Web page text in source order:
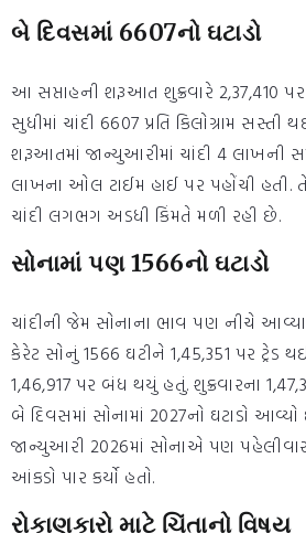
બે દિવસમાં 6607નો ઘટાડો
આ સપ્તાહની શરૂઆત શુક્રવારે 2,37,410
સુધીમાં ચાંદી 6607 પ્રતિ કિલોગ્રામ સસ્તી
શરૂઆતમાં જાન્યુઆરીમાં ચાંદી 4 લાખની
લાખના ઓલ ટાઈમ હાઈ પર પહોંચી હતી.
ચાંદી લગભગ અડધી કિંમતે મળી રહી છે.
સોનામાં પણ 1566નો ઘટાડો
ચાંદીની જેમ સોનાના ભાવ પણ નીચે આવ્યા
કેરેટ સોનું 1566 ઘટીને 1,45,351 પર ટ્રેડ
1,46,917 પર બંધ થયું હતું. શુક્રવારના
બે દિવસમાં સોનામાં 2027નો ઘટાડો
જાન્યુઆરી 2026માં સોનાએ પણ પહેલીવાર
આંકડો પાર કર્યો હતો.
રોકાણકારો માટે ચિંતાનો વિષય